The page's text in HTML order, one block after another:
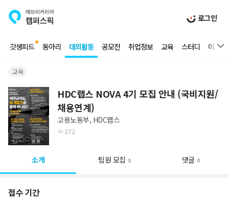
로그인
갓생피드 동아리 대외활동 공모전 취업정보 교육 스터디 이벤트
교육
HDC랩스 NOVA 4기 모집 안내 (국비지원/
채용연계)
고용노동부, HDC랩스
272
소개 팀원 모집 0 댓글 0
접수 기간